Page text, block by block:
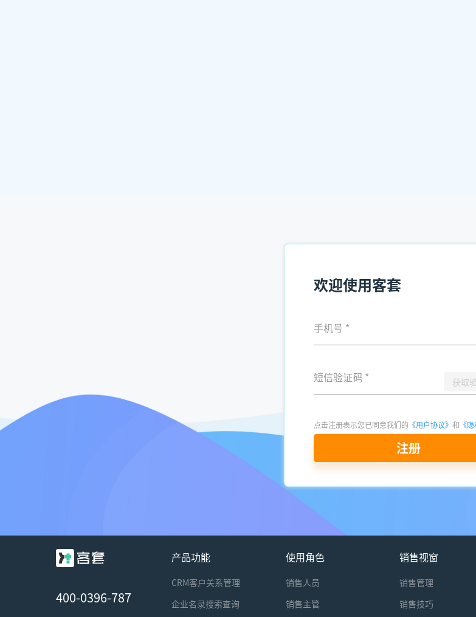
欢迎使用客套
手机号 *
短信验证码 * 获取
点击注册表示您已同意我们的 《用户协议》 和 《
注册
400-0396-787
产品功能
CRM客户关系管理
企业名录搜索查询
使用角色
销售人员
销售主管
销售视窗
销售管理
销售技巧